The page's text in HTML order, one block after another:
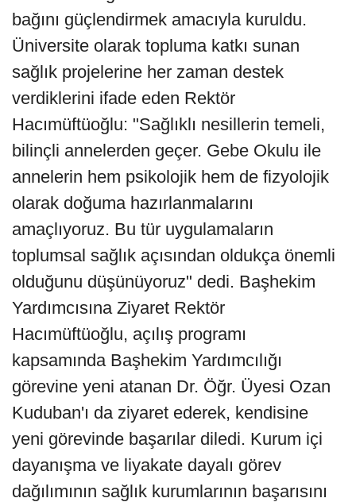
bağını güçlendirmek amacıyla kuruldu.
Üniversite olarak topluma katkı sunan
sağlık projelerine her zaman destek
verdiklerini ifade eden Rektör
Hacımüftüoğlu: "Sağlıklı nesillerin temeli,
bilinçli annelerden geçer. Gebe Okulu ile
annelerin hem psikolojik hem de fizyolojik
olarak doğuma hazırlanmalarını
amaçlıyoruz. Bu tür uygulamaların
toplumsal sağlık açısından oldukça önemli
olduğunu düşünüyoruz" dedi. Başhekim
Yardımcısına Ziyaret Rektör
Hacımüftüoğlu, açılış programı
kapsamında Başhekim Yardımcılığı
görevine yeni atanan Dr. Öğr. Üyesi Ozan
Kuduban'ı da ziyaret ederek, kendisine
yeni görevinde başarılar diledi. Kurum içi
dayanışma ve liyakate dayalı görev
dağılımının sağlık kurumlarının başarısını